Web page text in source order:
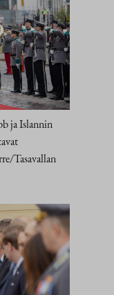
ja Islannin
Tasavallan